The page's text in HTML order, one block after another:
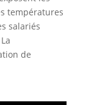
températures
salariés
de